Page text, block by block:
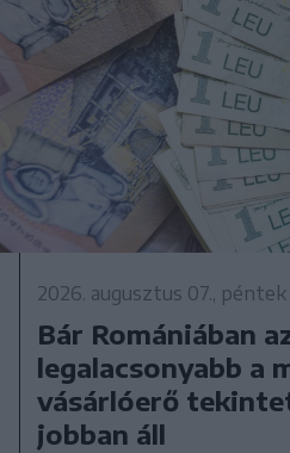
2026. augusztus 07., péntek
Bár Romániában
legalacsonyabb a
vásárlóerő
jobban áll